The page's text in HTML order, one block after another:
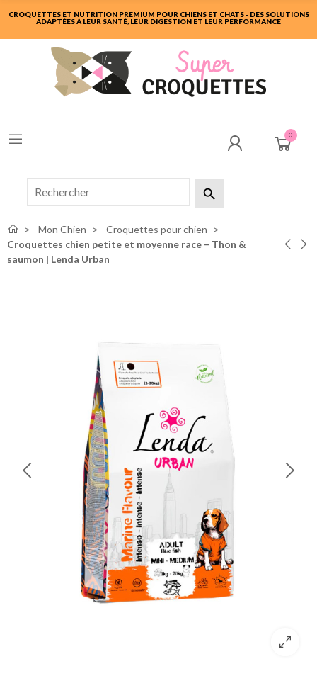
CROQUETTES ET NUTRITION PREMIUM POUR CHIENS ET CHATS - DES SOLUTIONS
ADAPTÉES À LEUR SANTÉ, LEUR DIGESTION ET LEUR PERFORMANCE
0

Mon Chien
Croquettes pour chien
Croquettes chien petite et moyenne race – Thon &
saumon | Lenda Urban